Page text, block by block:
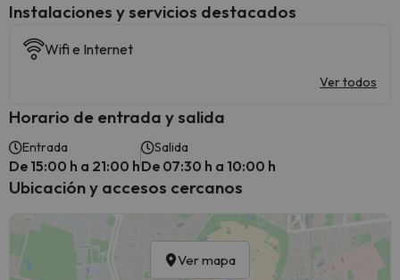
Instalaciones y servicios destacados
Wifi e Internet
Ver todos
Horario de entrada y salida
Entrada
De 15:00 h a 21:00 h
Salida
De 07:30 h a 10:00 h
Ubicación y accesos cercanos
Ver mapa